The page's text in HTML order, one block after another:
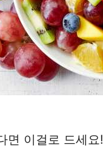
면 이걸로 드세